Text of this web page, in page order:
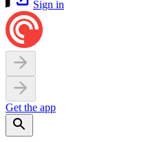
Sign in
Get the app